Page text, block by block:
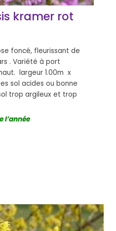
kramer rot
foncé, fleurissant de
. Variété à port
largeur 1.00m x
sol acides ou bonne
trop argileux et trop
l’année